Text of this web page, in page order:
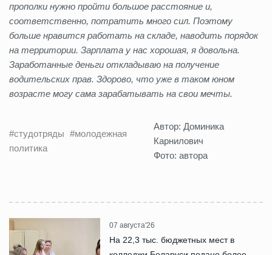
прополки нужно пройти большое расстояние и,
соответственно, потратить много сил. Поэтому
больше нравится работать на складе, наводить порядок
на территории. Зарплата у нас хорошая, я довольна.
Заработанные деньги откладываю на получение
водительских прав. Здорово, что уже в таком юном
возрасте могу сама зарабатывать на свои мечты.
#студотряды #молодежная
политика
Автор: Доминика
Карнилович
Фото: автора
07 августа'26
На 22,3 тыс. бюджетных мест в